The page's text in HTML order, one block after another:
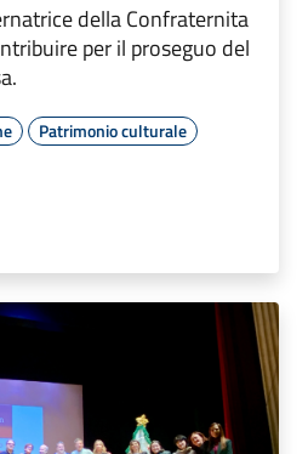
della Confraternita
per il proseguo del
Patrimonio culturale